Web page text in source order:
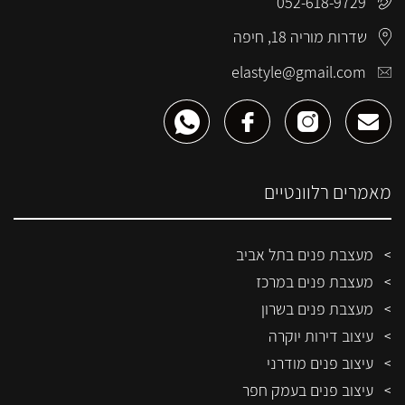
מאמרים רלוונטיים
מעצבת פנים בתל אביב
מעצבת פנים במרכז
מעצבת פנים בשרון
עיצוב דירות יוקרה
עיצוב פנים מודרני
עיצוב פנים בעמק חפר
שדרות מוריה 18, חיפה
elastyle@gmail.com